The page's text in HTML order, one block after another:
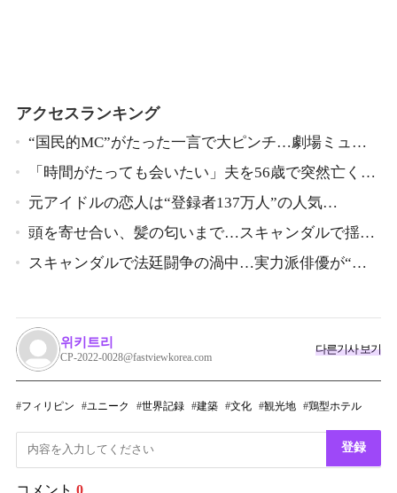
アクセスランキング
“国民的MC”がたった一言で大ピンチ…劇場ミュー
ジカルを巡る発言に批判続出、ついに長文で謝罪
「時間がたっても会いたい」夫を56歳で突然亡くし
た妻…笑顔が父親に似てきた娘と歩む“その後”
元アイドルの恋人は“登録者137万人”の人気
YouTuberだった…同日投稿で明らかになった2人の関
係
頭を寄せ合い、髪の匂いまで…スキャンダルで揺れ
た人気俳優、ベトナム女性歌手との親密動画が公開
スキャンダルで法廷闘争の渦中…実力派俳優が“編
위키트리
CP-2022-0028@fastviewkorea.com
다른기사 보기
フィリピン ユニーク 世界記録 建築 文化 観光地 鶏型ホテル
登録
コメント 0